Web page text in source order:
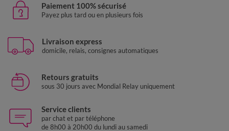
Paiement 100% sécurisé
Payez plus tard ou en plusieurs fois
Livraison express
domicile, relais, consignes automatiques
Retours gratuits
sous 30 jours avec Mondial Relay uniquement
Service clients
par chat et par téléphone
de 8h00 à 20h00 du lundi au samedi